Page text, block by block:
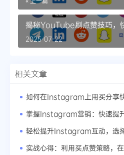
揭秘YouTube刷点赞技巧，
2025-07-22
相关文章
如何在Instagram上用买分享
掌握Instagram营销：快速提
轻松提升Instagram互动，选
实战心得：利用买点赞策略，